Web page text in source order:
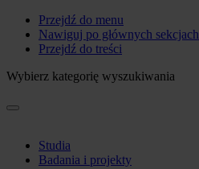
Przejdź do menu
Nawiguj po głównych sekcjach
Przejdź do treści
Wybierz kategorię wyszukiwania
Studia
Badania i projekty